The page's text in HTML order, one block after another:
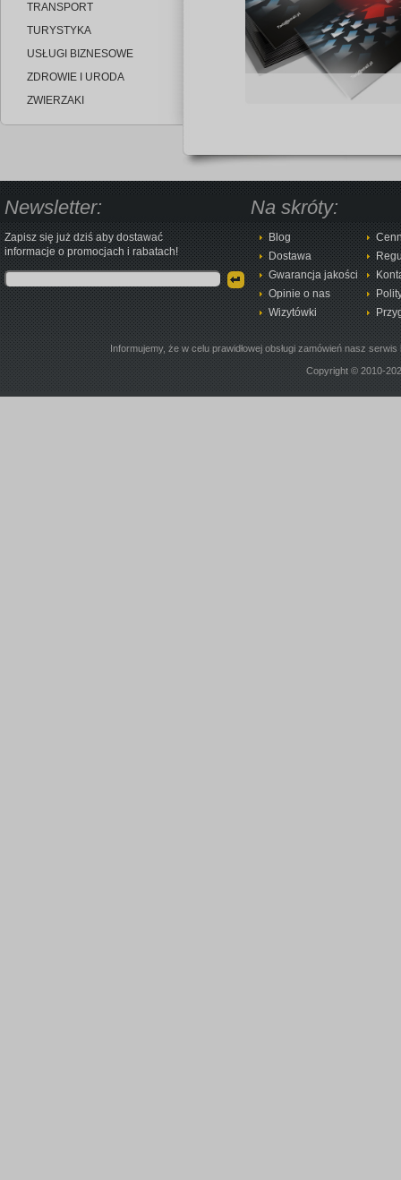
TRANSPORT
TURYSTYKA
USŁUGI BIZNESOWE
ZDROWIE I URODA
ZWIERZAKI
Newsletter:
Zapisz się już dziś aby dostawać
informacje o promocjach i rabatach!
Na skróty:
Blog
Dostawa
Gwarancja jakości
Opinie o nas
Wizytówki
Informujemy, że w celu prawidłowej obsługi zamówień nasz
Copyright © 2010-